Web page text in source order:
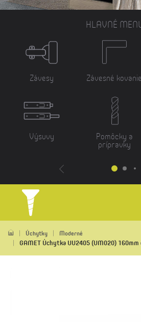
HLAVNÉ
Závesy
Výsuvy
Závesné kovanie
Pomôcky a
prípravky
Úchytky Moderné
GAMET Úchytka UU2405 (UM020)